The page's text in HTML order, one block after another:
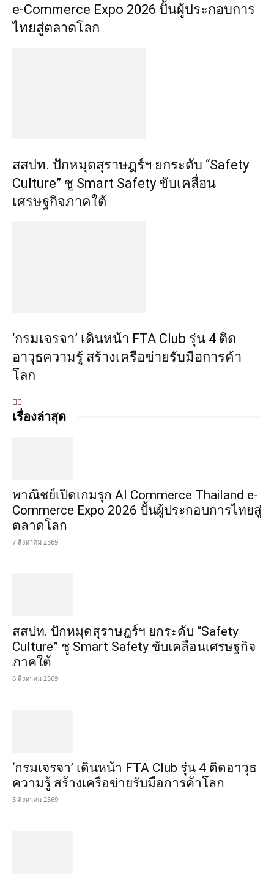
e-Commerce Expo 2026 ปั้นผู้ประกอบการ
ไทยสู่ตลาดโลก
สสปท. ปักหมุดสุราษฎร์ฯ ยกระดับ “Safety
Culture” ชู Smart Safety ขับเคลื่อน
เศรษฐกิจภาคใต้
‘กรมเจรจา’ เดินหน้า FTA Club รุ่น 4 ติด
อาวุธความรู้ สร้างเครือข่ายรับมือการค้า
โลก
เรื่องล่าสุด
พาณิชย์เปิดเกมรุก AI Commerce Thailand e-
Commerce Expo 2026 ปั้นผู้ประกอบการไทยสู่
ตลาดโลก
7 สิงหาคม 2569
สสปท. ปักหมุดสุราษฎร์ฯ ยกระดับ “Safety
Culture” ชู Smart Safety ขับเคลื่อนเศรษฐกิจ
ภาคใต้
6 สิงหาคม 2569
‘กรมเจรจา’ เดินหน้า FTA Club รุ่น 4 ติดอาวุธ
ความรู้ สร้างเครือข่ายรับมือการค้าโลก
5 สิงหาคม 2569